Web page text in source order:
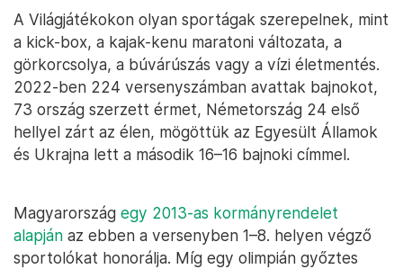
A Világjátékokon olyan sportágak szerepelnek, mint
a kick-box, a kajak-kenu maratoni változata, a
görkorcsolya, a búvárúszás vagy a vízi életmentés.
2022-ben 224 versenyszámban avattak bajnokot,
73 ország szerzett érmet, Németország 24 első
hellyel zárt az élen, mögöttük az Egyesült Államok
és Ukrajna lett a második 16–16 bajnoki címmel.
Magyarország egy 2013-as kormányrendelet
alapján az ebben a versenyben 1–8. helyen végző
sportolókat honorálja. Míg egy olimpián győztes